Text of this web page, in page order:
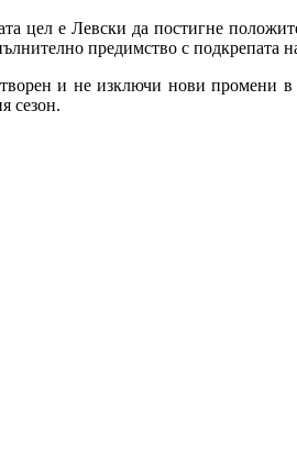
цел е Левски да постигне
предимство с подкрепата
и не изключи нови промени
сезон.